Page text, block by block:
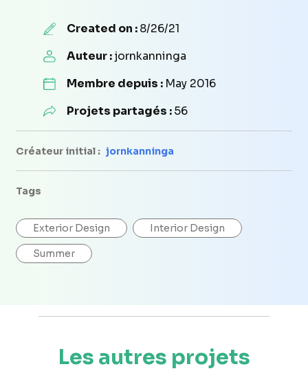
Created on :8/26/21
Auteur :jornkanninga
Membre depuis : May 2016
Projets partagés :56
Créateur initial : jornkanninga
Tags
Exterior Design Interior Design
Summer
Les autres projets